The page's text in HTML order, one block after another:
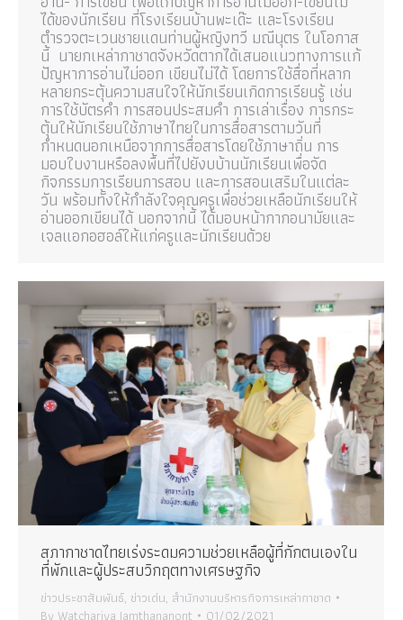
ได้ของนักเรียน ที่โรงเรียนบ้านพะเด๊ะ และโรงเรียน
ตำรวจตะเวนชายแดนท่านผู้หญิงทวี มณีนุตร ในโอกาส
นี้ นายกเหล่ากาชาดจังหวัดตากได้เสนอแนวทางการแก้
ปัญหาการอ่านไม่ออก เขียนไม่ได้ โดยการใช้สื่อที่หลาก
หลายกระตุ้นความสนใจให้นักเรียนเกิดการเรียนรู้ เช่น
การใช้บัตรคำ การสอนประสมคำ การเล่าเรื่อง การกระ
ตุ้นให้นักเรียนใช้ภาษาไทยในการสื่อสารตามวันที่
กำหนดนอกเหนือจากการสื่อสารโดยใช้ภาษาถิ่น การ
มอบใบงานหรือลงพื้นที่ไปยังบบ้านนักเรียนเพื่อจัด
กิจกรรมการเรียนการสอบ และการสอนเสริมในแต่ละ
วัน พร้อมทั้งให้กำลังใจคุณครูเพื่อช่วยเหลือนักเรียนให้
อ่านออกเขียนได้ นอกจากนี้ ได้มอบหน้ากากอนามัยและ
เจลแอกอฮอล์ให้แก่ครูและนักเรียนด้วย
สภากาชาดไทยเร่งระดมความช่วยเหลือผู้ที่กักตนเองใน
ที่พักและผู้ประสบวิกฤตทางเศรษฐกิจ
ข่าวประชาสัมพันธ์, ข่าวเด่น, สำนักงานบริหารกิจการเหล่ากาชาด
By Watchariya Iamthananont 01/02/2021